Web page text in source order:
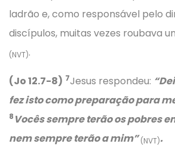
ladrão e, como responsável pelo
discípulos, muitas vezes roubava
(NVT).
(Jo 12.7-8) 7Jesus respondeu:
fez isto como preparação para
8 Vocês sempre terão os pobres
nem sempre terão a mim”(NVT).